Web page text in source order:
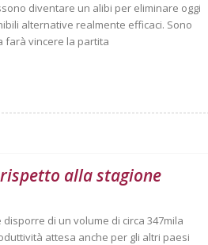
diventare un alibi per eliminare oggi
alternative realmente efficaci. Sono
farà vincere la partita
alla stagione
di un volume di circa 347mila
attesa anche per gli altri paesi